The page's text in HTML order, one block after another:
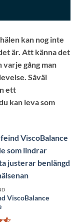
kan nog inte
är. Att känna det
gång man
Såväl
ett
kan leva som
ViscoBalance